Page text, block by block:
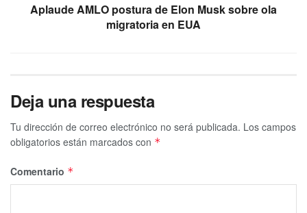
Aplaude AMLO postura de Elon Musk sobre ola
migratoria en EUA
Deja una respuesta
Tu dirección de correo electrónico no será publicada. Los campos
obligatorios están marcados con *
Comentario *